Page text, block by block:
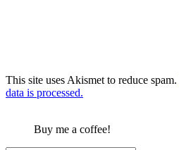
This site uses Akismet to reduce spam.
data is processed.
Buy me a coffee!